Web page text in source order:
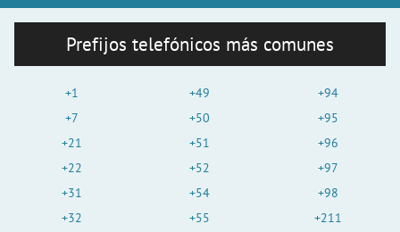
Prefijos telefónicos más comunes
+1
+7
+21
+22
+31
+32
+49
+50
+51
+52
+54
+55
+94
+95
+96
+97
+98
+211